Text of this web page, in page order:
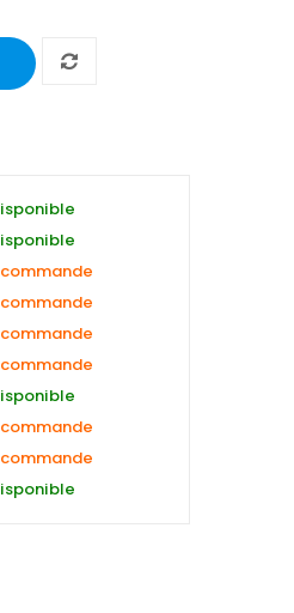
commande
commande
commande
commande
commande
commande